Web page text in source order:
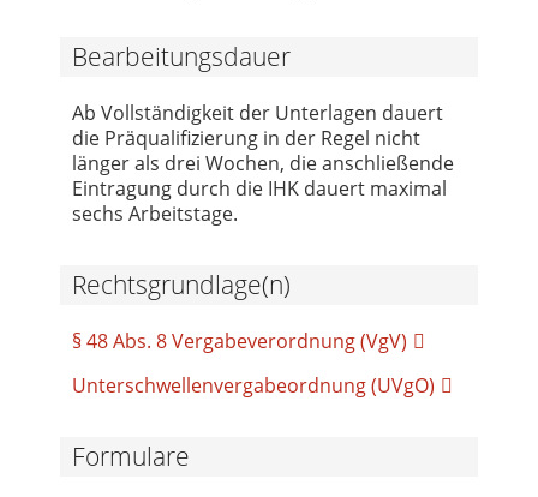
Bearbeitungsdauer
Ab Vollständigkeit der Unterlagen dauert
die Präqualifizierung in der Regel nicht
länger als drei Wochen, die anschließende
Eintragung durch die IHK dauert maximal
sechs Arbeitstage.
Rechtsgrundlage(n)
§ 48 Abs. 8 Vergabeverordnung (VgV)
Unterschwellenvergabeordnung (UVgO)
Formulare